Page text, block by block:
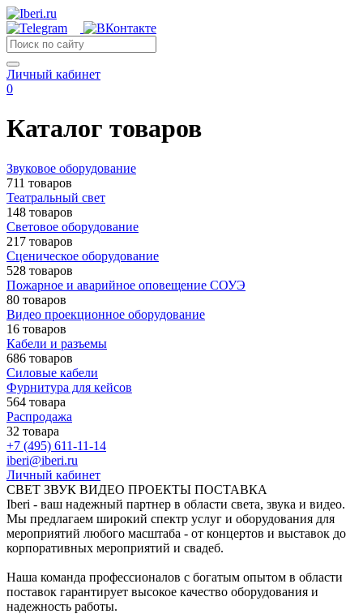
Личный кабинет
0
Каталог товаров
Звуковое оборудование
711 товаров
Театральный свет
148 товаров
Световое оборудование
217 товаров
Сценическое оборудование
528 товаров
Пожарное и аварийное оповещение СОУЭ
80 товаров
Видео проекционное оборудование
16 товаров
Кабели и разъемы
686 товаров
Силовые кабели
Фурнитура для кейсов
564 товара
Распродажа
32 товара
+7 (495) 611-11-14
iberi@iberi.ru
Личный кабинет
СВЕТ ЗВУК ВИДЕО ПРОЕКТЫ ПОСТАВКА
Iberi - ваш надежный партнер в области света, звука и видео.
Мы предлагаем широкий спектр услуг и оборудования для
мероприятий любого масштаба - от концертов и выставок до
корпоративных мероприятий и свадеб.
Наша команда профессионалов с богатым опытом в области
поставок гарантирует высокое качество оборудования и
надежность работы.